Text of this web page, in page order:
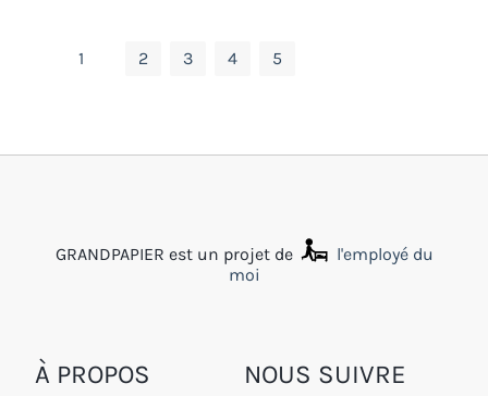
1 2 3 4 5
GRANDPAPIER est un projet de
l'employé du
moi
À PROPOS NOUS SUIVRE